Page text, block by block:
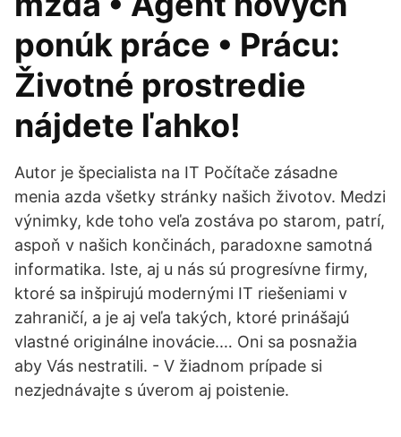
ponúk práce • Prácu:
Životné prostredie
nájdete ľahko!
Autor je špecialista na IT Počítače zásadne
menia azda všetky stránky našich životov. Medzi
výnimky, kde toho veľa zostáva po starom, patrí,
aspoň v našich končinách, paradoxne samotná
informatika. Iste, aj u nás sú progresívne firmy,
ktoré sa inšpirujú modernými IT riešeniami v
zahraničí, a je aj veľa takých, ktoré prinášajú
vlastné originálne inovácie.… Oni sa posnažia
aby Vás nestratili. - V žiadnom prípade si
nezjednávajte s úverom aj poistenie.